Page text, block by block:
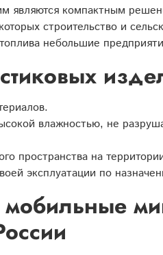
компактным
строительство и
небольшие
влажностью, не
пространства на
эксплуатации по
мобильные